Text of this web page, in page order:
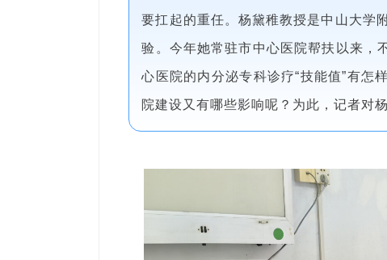
要扛起的重任。杨黛稚教授是中山大学
验。今年她常驻市中心医院帮扶以来，
心医院的内分泌专科诊疗“技能值”有怎
院建设又有哪些影响呢？为此，记者对